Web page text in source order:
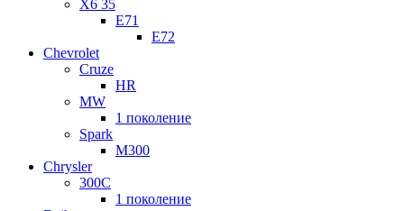
X6 35
E71
E72
Chevrolet
Cruze
HR
MW
1 поколение
Spark
M300
Chrysler
300C
1 поколение